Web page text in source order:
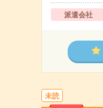
派遣会社
未読